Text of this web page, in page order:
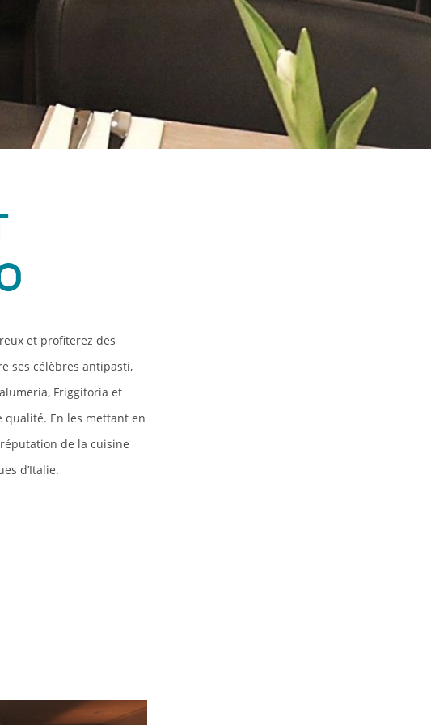
et profiterez des
ses célèbres antipasti,
Friggitoria et
En les mettant en
de la cuisine
d’Italie.